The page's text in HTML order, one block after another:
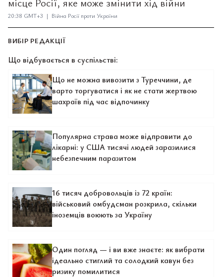
20:38 GMT+3 | Війна Росії проти України
ВИБІР РЕДАКЦІЇ
Що відбувається в суспільстві:
Що не можна вивозити з Туреччини, де
варто торгуватися і як не стати жертвою
шахраїв під час відпочинку
Популярна страва може відправити до
лікарні: у США тисячі людей заразилися
небезпечним паразитом
16 тисяч добровольців із 72 країн:
військовий омбудсман розкрила, скільки
іноземців воюють за Україну
Один погляд — і ви вже знаєте: як вибрати
ідеально стиглий та солодкий кавун без
ризику помилитися